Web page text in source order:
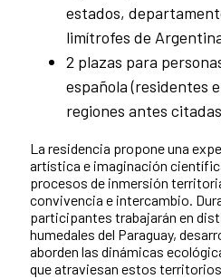
estados,
limítrofes de
2 plazas para
española (residentes
regiones antes
La residencia propone una
artística e imaginación
procesos de inmersión
convivencia e intercambio.
participantes trabajarán en
humedales del Paraguay,
aborden las dinámicas
que atraviesan estos